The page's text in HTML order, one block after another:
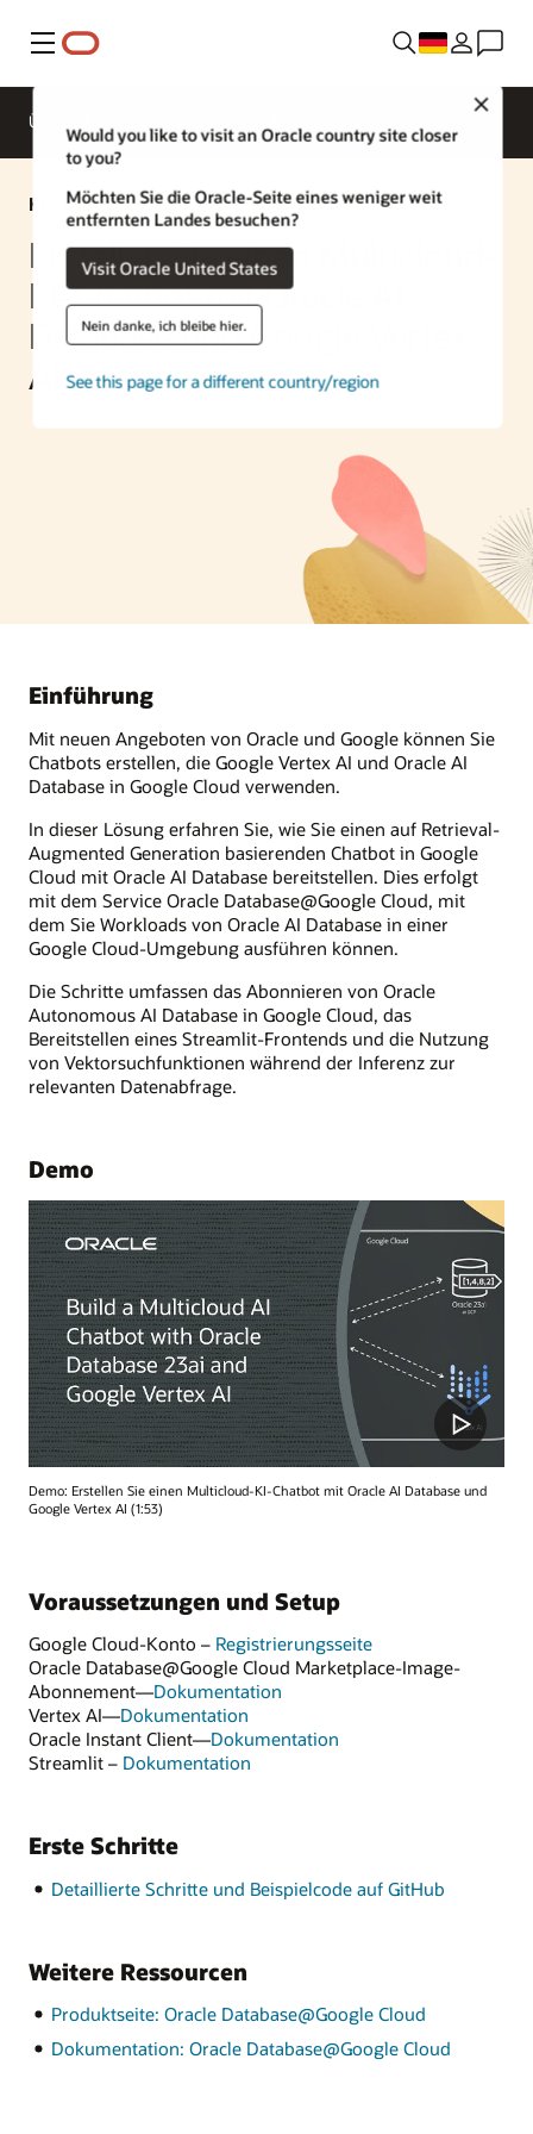
Menü
Would you like to visit an Oracle country site closer
to you?
Möchten Sie die Oracle-Seite eines weniger weit
entfernten Landes besuchen?
Visit Oracle United States
Nein danke, ich bleibe hier.
See this page for a different country/region
Überblick
KI-Lösung
Erstellen Sie einen Multicloud-
KI-Chatbot mit Oracle AI
Database und Google Vertex
AI
Einführung
Mit neuen Angeboten von Oracle und Google können Sie
Chatbots erstellen, die Google Vertex AI und Oracle AI
Database in Google Cloud verwenden.
In dieser Lösung erfahren Sie, wie Sie einen auf Retrieval-
Augmented Generation basierenden Chatbot in Google
Cloud mit Oracle AI Database bereitstellen. Dies erfolgt
mit dem Service Oracle Database@Google Cloud, mit
dem Sie Workloads von Oracle AI Database in einer
Google Cloud-Umgebung ausführen können.
Die Schritte umfassen das Abonnieren von Oracle
Autonomous AI Database in Google Cloud, das
Bereitstellen eines Streamlit-Frontends und die Nutzung
von Vektorsuchfunktionen während der Inferenz zur
relevanten Datenabfrage.
Demo
Demo: Erstellen Sie einen Multicloud-KI-Chatbot mit Oracle AI Database und
Google Vertex AI (1:53)
Voraussetzungen und Setup
Google Cloud-Konto – Registrierungsseite
Oracle Database@Google Cloud Marketplace-Image-
Abonnement—Dokumentation
Vertex AI—Dokumentation
Oracle Instant Client—Dokumentation
Streamlit – Dokumentation
Erste Schritte
Detaillierte Schritte und Beispielcode auf GitHub
Weitere Ressourcen
Produktseite: Oracle Database@Google Cloud
Dokumentation: Oracle Database@Google Cloud